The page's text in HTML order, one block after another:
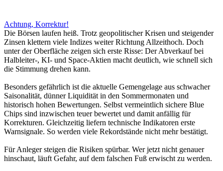
Achtung, Korrektur!
Die Börsen laufen heiß. Trotz geopolitischer Krisen und steigender
Zinsen klettern viele Indizes weiter Richtung Allzeithoch. Doch
unter der Oberfläche zeigen sich erste Risse: Der Abverkauf bei
Halbleiter-, KI- und Space-Aktien macht deutlich, wie schnell sich
die Stimmung drehen kann.
Besonders gefährlich ist die aktuelle Gemengelage aus schwacher
Saisonalität, dünner Liquidität in den Sommermonaten und
historisch hohen Bewertungen. Selbst vermeintlich sichere Blue
Chips sind inzwischen teuer bewertet und damit anfällig für
Korrekturen. Gleichzeitig liefern technische Indikatoren erste
Warnsignale. So werden viele Rekordstände nicht mehr bestätigt.
Für Anleger steigen die Risiken spürbar. Wer jetzt nicht genauer
hinschaut, läuft Gefahr, auf dem falschen Fuß erwischt zu werden.